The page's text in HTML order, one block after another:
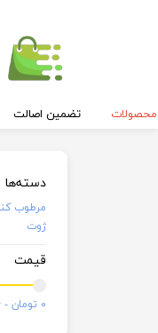
تضمین اصالت
دسته‌ها
مرطوب
ژوت
قیمت
۰ تومان - ۲۷۷,۳۴۴ تومان